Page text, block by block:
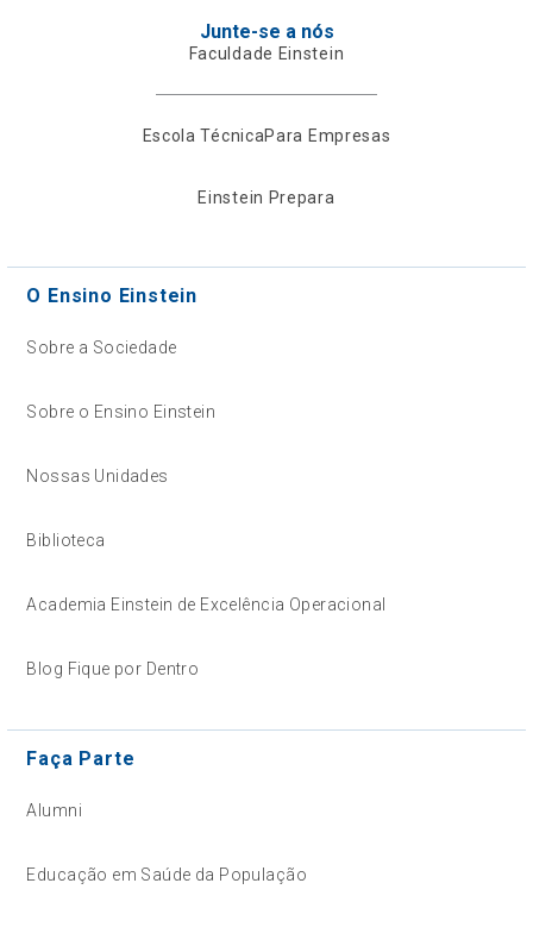
Junte-se a nós
Faculdade Einstein
Escola TécnicaPara Empresas
Einstein Prepara
O Ensino Einstein
Sobre a Sociedade
Sobre o Ensino Einstein
Nossas Unidades
Biblioteca
Academia Einstein de Excelência Operacional
Blog Fique por Dentro
Faça Parte
Alumni
Educação em Saúde da População